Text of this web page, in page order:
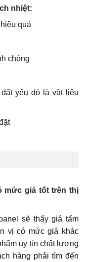
nhiệt:
quả
chóng
yếu dó là vật liệu
mức giá tốt trên thị
sẽ thấy giá tấm
vị có mức giá khác
uy tín chất lượng
hàng phải tìm đến